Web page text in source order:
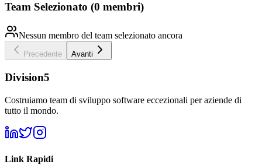
Team Selezionato (0 membri)
Nessun membro del team selezionato ancora
Precedente Avanti
Division5
Costruiamo team di sviluppo software eccezionali per aziende di
tutto il mondo.
Link Rapidi